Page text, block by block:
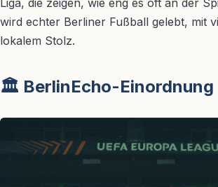
Liga, die zeigen, wie eng es oft an der
wird echter Berliner Fußball gelebt, mit
lokalem Stolz.
🏛️ BerlinEcho-Einordnung